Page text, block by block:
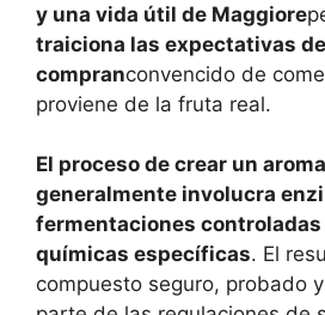
y una vida útil de Maggiore
traiciona las expectativas
compranconvencido de
proviene de la fruta real.
El proceso de crear un
generalmente involucra
fermentaciones controladas
químicas específicas. El
compuesto seguro, probado